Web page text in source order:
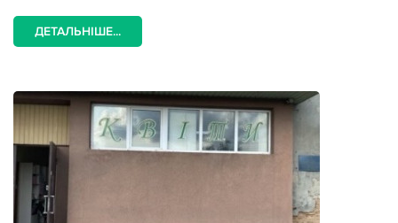
ДЕТАЛЬНІШЕ...